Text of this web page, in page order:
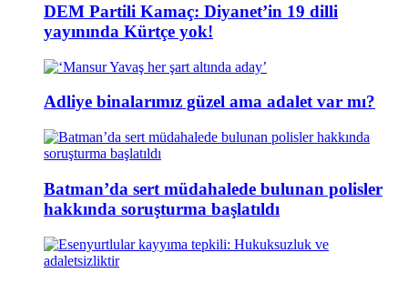
DEM Partili Kamaç: Diyanet’in 19 dilli
yayınında Kürtçe yok!
Adliye binalarımız güzel ama adalet var mı?
Batman’da sert müdahalede bulunan polisler
hakkında soruşturma başlatıldı